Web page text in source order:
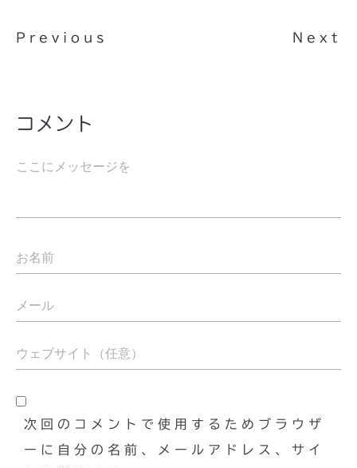
Previous Next
コメント
次回のコメントで使用するためブラウザ
ーに自分の名前、メールアドレス、サイ